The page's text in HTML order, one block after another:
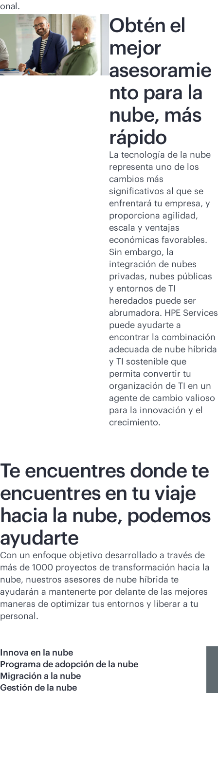
onal.
Obtén el
mejor
asesoramie
nto para la
nube, más
rápido
La tecnología de la nube
representa uno de los
cambios más
significativos al que se
enfrentará tu empresa, y
proporciona agilidad,
escala y ventajas
económicas favorables.
Sin embargo, la
integración de nubes
privadas, nubes públicas
y entornos de TI
heredados puede ser
abrumadora. HPE Services
puede ayudarte a
encontrar la combinación
adecuada de nube híbrida
y TI sostenible que
permita convertir tu
organización de TI en un
agente de cambio valioso
para la innovación y el
crecimiento.
Te encuentres donde te
encuentres en tu viaje
hacia la nube, podemos
ayudarte
Con un enfoque objetivo desarrollado a través de
más de 1000 proyectos de transformación hacia la
nube, nuestros asesores de nube híbrida te
ayudarán a mantenerte por delante de las mejores
maneras de optimizar tus entornos y liberar a tu
personal.
Innova en la nube
Programa de adopción de la nube
Migración a la nube
Gestión de la nube